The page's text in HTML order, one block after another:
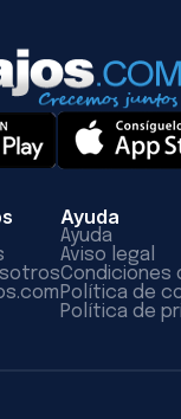
Ayuda
Ayuda
Aviso legal
Condiciones
Política de
Política de